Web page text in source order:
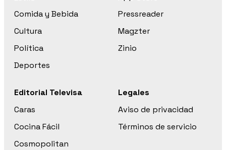
Comida y Bebida
Cultura
Política
Deportes
Pressreader
Magzter
Zinio
Editorial Televisa
Caras
Cocina Fácil
Cosmopolitan
Legales
Aviso de privacidad
Términos de servicio